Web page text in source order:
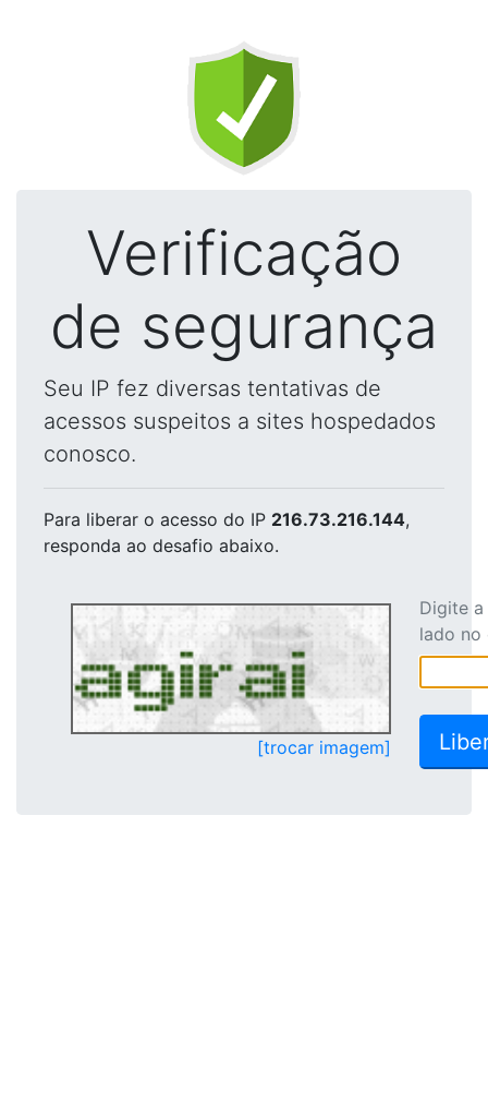
Verificação
de segurança
Seu IP fez diversas tentativas de
acessos suspeitos a sites hospedados
conosco.
Para liberar o acesso do IP 216.73.216.144,
responda ao desafio abaixo.
[trocar imagem]
Digite
lado no